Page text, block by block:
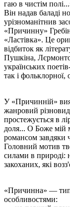
гаю в чистім
Він надав баладі
урізноманітнив
«Причинну»
«Ластівка». Це
відбиток як
Пушкіна,
українських
так і фольклорної,
У «Причинній»
жанровий
простежується в
доля... О Боже мій
романсом завдяки
Головний мотив
силами в природі:
закоханих, які
«Причинна» —
особливостями: